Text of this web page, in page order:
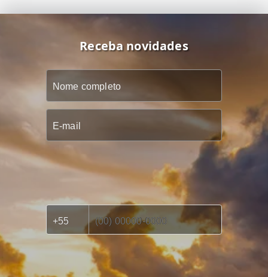
Receba novidades